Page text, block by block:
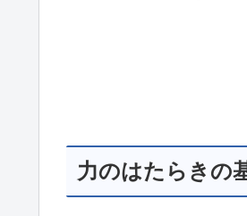
力のはたらきの